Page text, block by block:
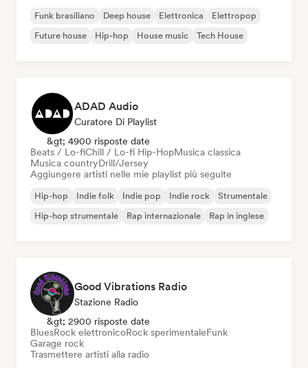
Funk brasiliano Deep house Elettronica
Elettropop
Future house
Hip-hop House music Tech House
ADAD Audio
Curatore Di Playlist
&gt; 4900 risposte date
Beats / Lo-fiChill / Lo-fi Hip-HopMusica classica
Musica countryDrill/Jersey
Aggiungere artisti nelle mie playlist più seguite
Hip-hop Indie folk Indie pop Indie rock
Strumentale
Hip-hop strumentale
Rap internazionale Rap in inglese
Good Vibrations Radio
Stazione Radio
&gt; 2900 risposte date
BluesRock elettronicoRock sperimentaleFunk
Garage rock
Trasmettere artisti alla radio